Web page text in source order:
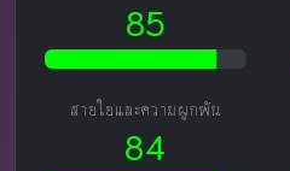
85
สายใยและความผูกพัน
84